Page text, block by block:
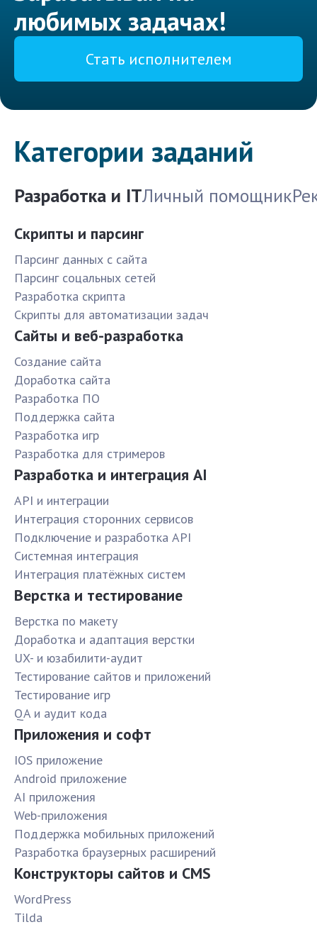
любимых задачах!
Стать исполнителем
Категории заданий
Разработка и ITЛичный помощник
Скрипты и парсинг
Парсинг данных с сайта
Парсинг соцальных сетей
Разработка скрипта
Скрипты для автоматизации задач
Сайты и веб-разработка
Создание сайта
Доработка сайта
Разработка ПО
Поддержка сайта
Разработка игр
Разработка для стримеров
Разработка и интеграция AI
API и интеграции
Интеграция сторонних сервисов
Подключение и разработка API
Системная интеграция
Интеграция платёжных систем
Верстка и тестирование
Верстка по макету
Доработка и адаптация верстки
UX- и юзабилити-аудит
Тестирование сайтов и приложений
Тестирование игр
QA и аудит кода
Приложения и софт
IOS приложение
Android приложение
AI приложения
Web-приложения
Поддержка мобильных приложений
Разработка браузерных расширений
Конструкторы сайтов и CMS
WordPress
Tilda